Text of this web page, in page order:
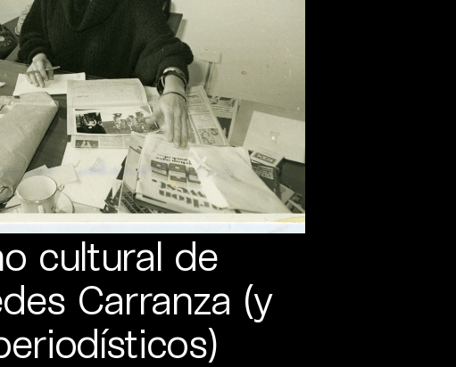
cultural de
Carranza (y